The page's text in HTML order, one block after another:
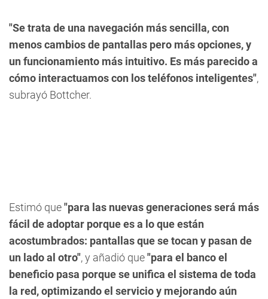
"Se trata de una navegación más sencilla, con
menos cambios de pantallas pero más opciones, y
un funcionamiento más intuitivo. Es más parecido a
cómo interactuamos con los teléfonos inteligentes",
subrayó Bottcher.
Estimó que"para las nuevas generaciones será más
fácil de adoptar porque es a lo que están
acostumbrados: pantallas que se tocan y pasan de
un lado al otro", y añadió que"para el banco el
beneficio pasa porque se unifica el sistema de toda
la red, optimizando el servicio y mejorando aún